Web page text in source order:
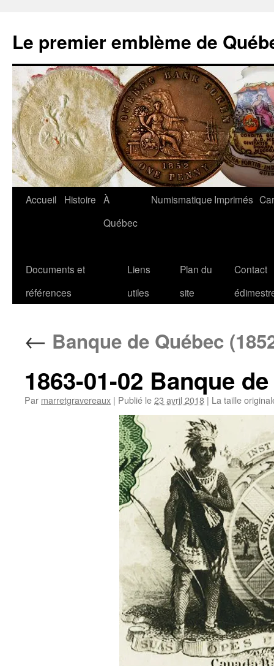
contenu
Le premier emblème de
Accueil Histoire À
Québec
Numismatique Imprimés
Documents et
références
Liens
utiles
Plan du
site
Contact
← Banque de Québec
1863-01-02 Banque
Par marretgravereaux | Publié le23 avril 2018 | La taille